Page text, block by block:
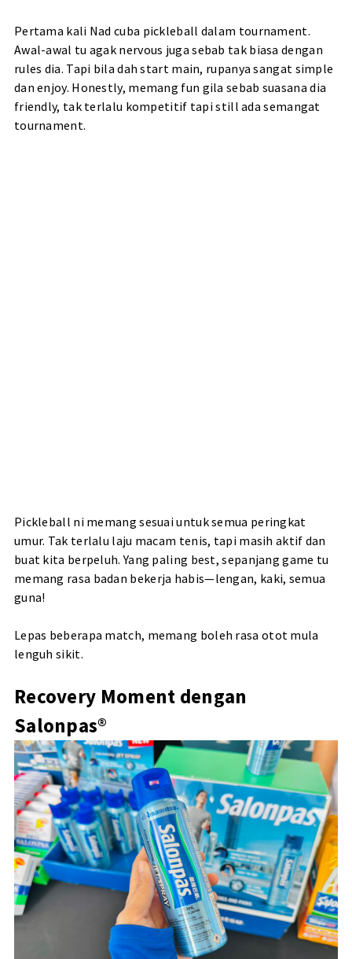
Pertama kali Nad cuba pickleball dalam tournament.
Awal-awal tu agak nervous juga sebab tak biasa dengan
rules dia. Tapi bila dah start main, rupanya sangat simple
dan enjoy. Honestly, memang fun gila sebab suasana dia
friendly, tak terlalu kompetitif tapi still ada semangat
tournament.
Pickleball ni memang sesuai untuk semua peringkat
umur. Tak terlalu laju macam tenis, tapi masih aktif dan
buat kita berpeluh. Yang paling best, sepanjang game tu
memang rasa badan bekerja habis—lengan, kaki, semua
guna!
Lepas beberapa match, memang boleh rasa otot mula
lenguh sikit.
Recovery Moment dengan
Salonpas®